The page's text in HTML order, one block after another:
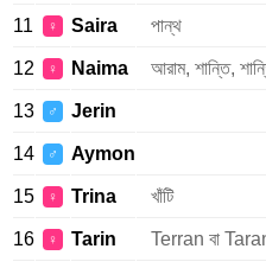
11 ♀ Saira পান্থ
12 ♀ Naima আরাম, শান্তি,
13 ♂ Jerin
14 ♂ Aymon
15 ♀ Trina খাঁটি
16 ♀ Tarin Terran বা